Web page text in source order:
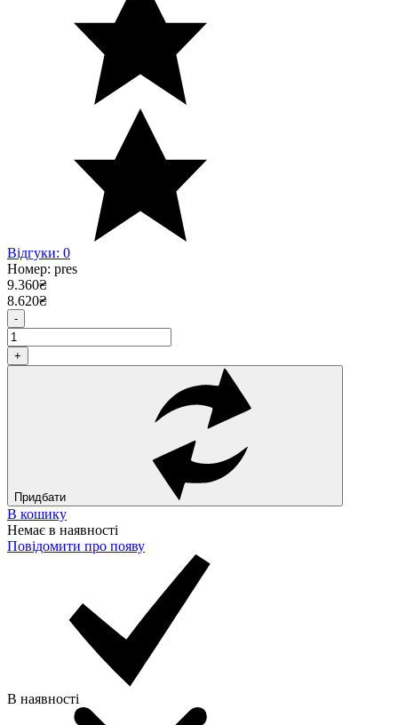
Відгуки: 0
Номер: pres
9.360₴
8.620₴
-
+
Придбати
В кошику
Немає в наявностi
Повiдомити про появу
В наявностi